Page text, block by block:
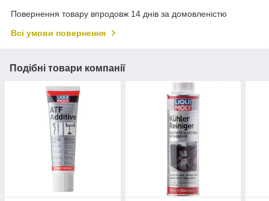
Повернення товару впродовж 14 днів за домовленістю
Всі умови повернення
Подібні товари компанії